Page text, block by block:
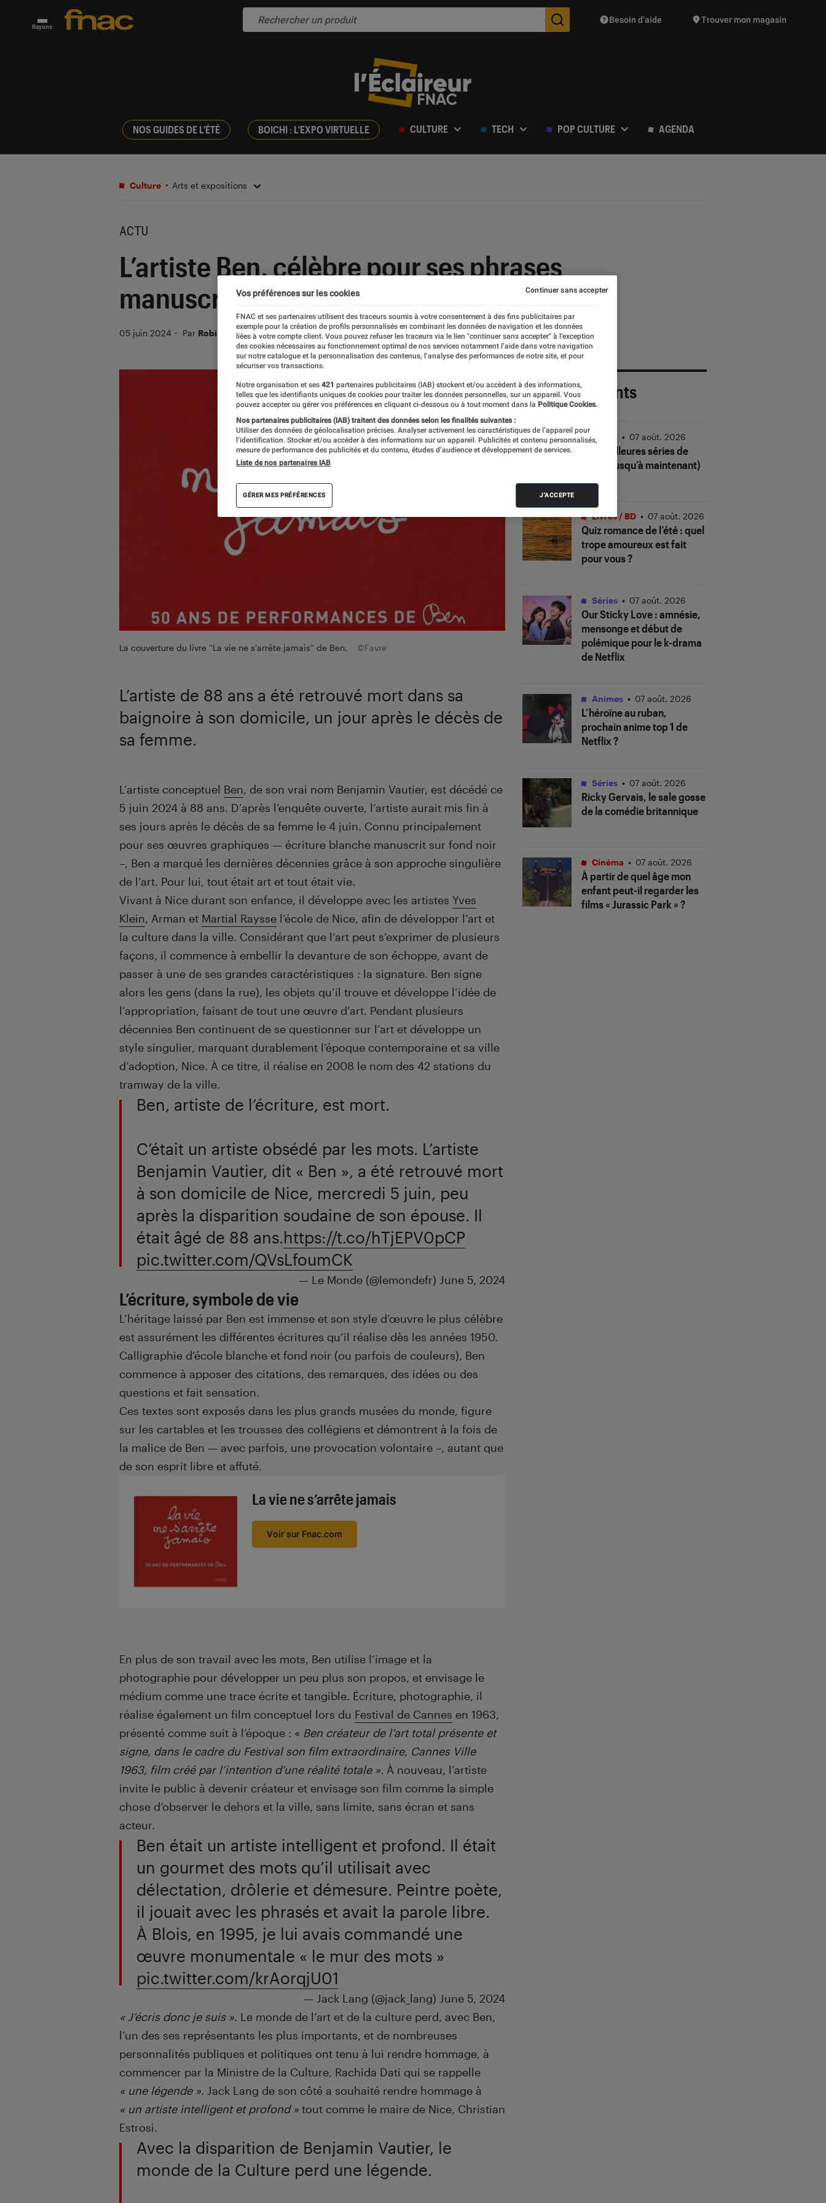
Rayons Des suggestions de produits vont vous être proposées
Besoin d’aide Trouver mon magasin
NOS GUIDES DE L'ÉTÉ BOICHI : L'EXPO VIRTUELLE CULTURE TECH POP CULTURE AGENDA
Culture Arts et expositions
ACTU
L’artiste Ben, célèbre pour ses phrases
manuscrites, est mort
05 juin 2024 ・ Par Robin Negre
La couverture du livre “La vie ne s'arrête jamais” de Ben. ©Favre
L’artiste de 88 ans a été retrouvé mort dans sa
baignoire à son domicile, un jour après le décès de
sa femme.
Introduction
L’artiste conceptuel Ben, de son vrai nom Benjamin Vautier, est décédé ce
5 juin 2024 à 88 ans. D’après l’enquête ouverte, l’artiste aurait mis fin à
ses jours après le décès de sa femme le 4 juin. Connu principalement
pour ses œuvres graphiques — écriture blanche manuscrit sur fond noir
–, Ben a marqué les dernières décennies grâce à son approche singulière
de l’art. Pour lui, tout était art et tout était vie.
Vivant à Nice durant son enfance, il développe avec les artistes Yves
Klein, Arman et Martial Raysse l’école de Nice, afin de développer l’art et
la culture dans la ville. Considérant que l’art peut s’exprimer de plusieurs
façons, il commence à embellir la devanture de son échoppe, avant de
passer à une de ses grandes caractéristiques : la signature. Ben signe
alors les gens (dans la rue), les objets qu’il trouve et développe l’idée de
l’appropriation, faisant de tout une œuvre d’art. Pendant plusieurs
décennies Ben continuent de se questionner sur l’art et développe un
style singulier, marquant durablement l’époque contemporaine et sa ville
d’adoption, Nice. À ce titre, il réalise en 2008 le nom des 42 stations du
tramway de la ville.
Ben, artiste de l’écriture, est mort.
C’était un artiste obsédé par les mots. L’artiste
Benjamin Vautier, dit « Ben », a été retrouvé mort
à son domicile de Nice, mercredi 5 juin, peu
après la disparition soudaine de son épouse. Il
était âgé de 88 ans.https://t.co/hTjEPV0pCP
pic.twitter.com/QVsLfoumCK
— Le Monde (@lemondefr) June 5, 2024
L’écriture, symbole de vie
L’héritage laissé par Ben est immense et son style d’œuvre le plus célèbre
est assurément les différentes écritures qu’il réalise dès les années 1950.
Calligraphie d’école blanche et fond noir (ou parfois de couleurs), Ben
commence à apposer des citations, des remarques, des idées ou des
questions et fait sensation.
Ces textes sont exposés dans les plus grands musées du monde, figure
sur les cartables et les trousses des collégiens et démontrent à la fois de
la malice de Ben — avec parfois, une provocation volontaire –, autant que
de son esprit libre et affuté.
La vie ne s’arrête jamais
Voir sur Fnac.com
En plus de son travail avec les mots, Ben utilise l’image et la
photographie pour développer un peu plus son propos, et envisage le
médium comme une trace écrite et tangible. Écriture, photographie, il
réalise également un film conceptuel lors du Festival de Cannes en 1963,
présenté comme suit à l’époque : « Ben créateur de l’art total présente et
signe, dans le cadre du Festival son film extraordinaire, Cannes Ville
1963, film créé par l’intention d’une réalité totale ». À nouveau, l’artiste
invite le public à devenir créateur et envisage son film comme la simple
chose d’observer le dehors et la ville, sans limite, sans écran et sans
acteur.
Ben était un artiste intelligent et profond. Il était
un gourmet des mots qu’il utilisait avec
délectation, drôlerie et démesure. Peintre poète,
il jouait avec les phrasés et avait la parole libre.
À Blois, en 1995, je lui avais commandé une
œuvre monumentale « le mur des mots »
pic.twitter.com/krAorqjU01
— Jack Lang (@jack_lang) June 5, 2024
« J’écris donc je suis ». Le monde de l’art et de la culture perd, avec Ben,
l’un des ses représentants les plus importants, et de nombreuses
personnalités publiques et politiques ont tenu à lui rendre hommage, à
commencer par la Ministre de la Culture, Rachida Dati qui se rappelle
« une légende ». Jack Lang de son côté a souhaité rendre hommage à
« un artiste intelligent et profond » tout comme le maire de Nice, Christian
Estrosi.
Avec la disparition de Benjamin Vautier, le
monde de la Culture perd une légende.
Les plus récents
Les meilleures séries de
2026 (jusqu’à maintenant)
Séries • 07 août. 2026
Quiz romance de l’été : quel
trope amoureux est fait
pour vous ?
Livres / BD • 07 août. 2026
Our Sticky Love: amnésie,
mensonge et début de
polémique pour le k-drama
de Netflix
Séries • 07 août. 2026
L’héroïne au ruban,
prochain anime top 1 de
Netflix ?
Animes • 07 août. 2026
Ricky Gervais, le sale gosse
de la comédie britannique
Séries • 07 août. 2026
À partir de quel âge mon
enfant peut-il regarder les
films « Jurassic Park » ?
Cinéma • 07 août. 2026
Vos préférences sur les cookies
FNAC et ses partenaires utilisent des traceurs soumis à votre consentement à des fins publicitaires par
exemple pour la création de profils personnalisés en combinant les données de navigation et les données
liées à votre compte client. Vous pouvez refuser les traceurs via le lien "continuer sans accepter" à l’exception
des cookies nécessaires au fonctionnement optimal de nos services notamment l’aide dans votre navigation
sur notre catalogue et la personnalisation des contenus, l’analyse des performances de notre site, et pour
sécuriser vos transactions.
Notre organisation et ses 421 partenaires publicitaires (IAB) stockent et/ou accèdent à des informations,
telles que les identifiants uniques de cookies pour traiter les données personnelles, sur un appareil. Vous
pouvez accepter ou gérer vos préférences en cliquant ci-dessous ou à tout moment dans la Politique Cookies.
Nos partenaires publicitaires (IAB) traitent des données selon les finalités suivantes :
Utiliser des données de géolocalisation précises. Analyser activement les caractéristiques de l’appareil pour
l’identification. Stocker et/ou accéder à des informations sur un appareil. Publicités et contenu personnalisés,
mesure de performance des publicités et du contenu, études d’audience et développement de services.
Liste de nos partenaires IAB
GÉRER MES PRÉFÉRENCES J'ACCEPTE
Continuer sans accepter